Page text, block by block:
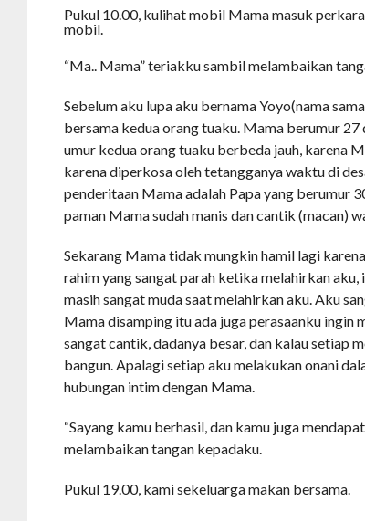
Pukul 10.00, kulihat mobil Mama masuk
mobil.
“Ma.. Mama” teriakku sambil melambaikan
Sebelum aku lupa aku bernama Yoyo(nama
bersama kedua orang tuaku. Mama berumur 27
umur kedua orang tuaku berbeda jauh, karena
karena diperkosa oleh tetangganya waktu di
penderitaan Mama adalah Papa yang berumur
paman Mama sudah manis dan cantik (macan)
Sekarang Mama tidak mungkin hamil lagi
rahim yang sangat parah ketika melahirkan
masih sangat muda saat melahirkan aku. Aku
Mama disamping itu ada juga perasaanku ingin
sangat cantik, dadanya besar, dan kalau setiap
bangun. Apalagi setiap aku melakukan onani
hubungan intim dengan Mama.
“Sayang kamu berhasil, dan kamu juga
melambaikan tangan kepadaku.
Pukul 19.00, kami sekeluarga makan bersama.